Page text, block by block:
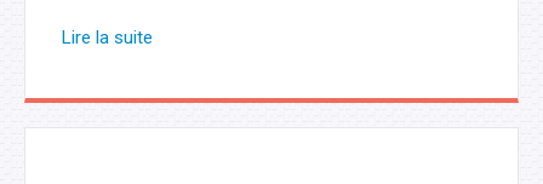
logiciels préinstallés dans ses OPS. Voici les grandes
Lire la suite